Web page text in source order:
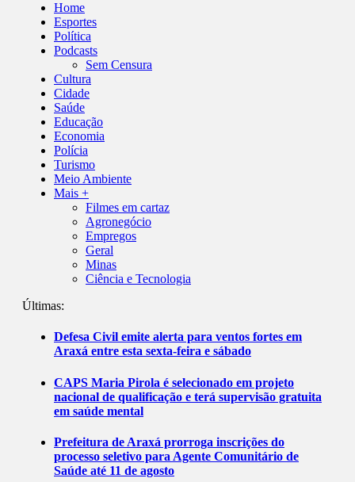
Home
Esportes
Política
Podcasts
Sem Censura
Cultura
Cidade
Saúde
Educação
Economia
Polícia
Turismo
Meio Ambiente
Mais +
Filmes em cartaz
Agronegócio
Empregos
Geral
Minas
Ciência e Tecnologia
Últimas:
Defesa Civil emite alerta para ventos fortes em
Araxá entre esta sexta-feira e sábado
CAPS Maria Pirola é selecionado em projeto
nacional de qualificação e terá supervisão gratuita
em saúde mental
Prefeitura de Araxá prorroga inscrições do
processo seletivo para Agente Comunitário de
Saúde até 11 de agosto